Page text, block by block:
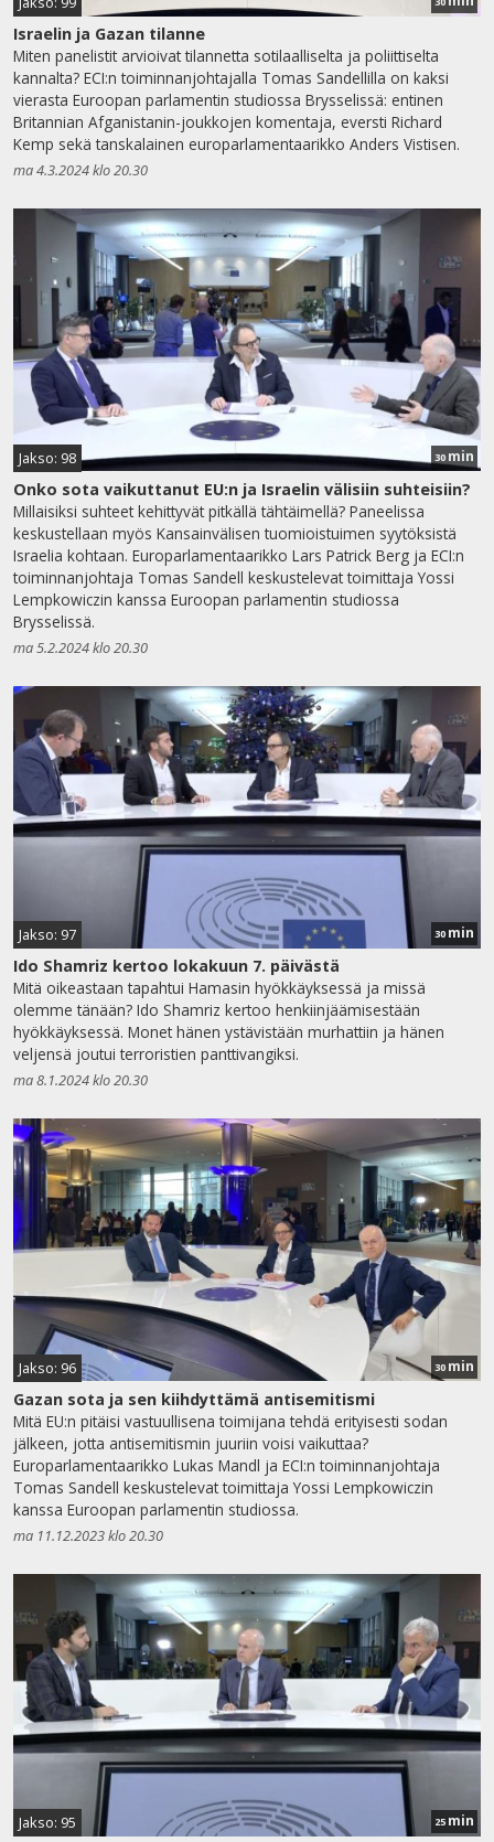
Israelin ja Gazan tilanne
Miten panelistit arvioivat tilannetta sotilaalliselta ja poliittiselta
kannalta? ECI:n toiminnanjohtajalla Tomas Sandellilla on kaksi
vierasta Euroopan parlamentin studiossa Brysselissä: entinen
Britannian Afganistanin-joukkojen komentaja, eversti Richard
Kemp sekä tanskalainen europarlamentaarikko Anders Vistisen.
ma 4.3.2024 klo 20.30
Jakso: 98 30 min
Onko sota vaikuttanut EU:n ja Israelin välisiin suhteisiin?
Millaisiksi suhteet kehittyvät pitkällä tähtäimellä? Paneelissa
keskustellaan myös Kansainvälisen tuomioistuimen syytöksistä
Israelia kohtaan. Europarlamentaarikko Lars Patrick Berg ja ECI:n
toiminnanjohtaja Tomas Sandell keskustelevat toimittaja Yossi
Lempkowiczin kanssa Euroopan parlamentin studiossa
Brysselissä.
ma 5.2.2024 klo 20.30
Jakso: 97 30 min
Ido Shamriz kertoo lokakuun 7. päivästä
Mitä oikeastaan tapahtui Hamasin hyökkäyksessä ja missä
olemme tänään? Ido Shamriz kertoo henkiinjäämisestään
hyökkäyksessä. Monet hänen ystävistään murhattiin ja hänen
veljensä joutui terroristien panttivangiksi.
ma 8.1.2024 klo 20.30
Jakso: 96 30 min
Gazan sota ja sen kiihdyttämä antisemitismi
Mitä EU:n pitäisi vastuullisena toimijana tehdä erityisesti sodan
jälkeen, jotta antisemitismin juuriin voisi vaikuttaa?
Europarlamentaarikko Lukas Mandl ja ECI:n toiminnanjohtaja
Tomas Sandell keskustelevat toimittaja Yossi Lempkowiczin
kanssa Euroopan parlamentin studiossa.
ma 11.12.2023 klo 20.30
Jakso: 95 25 min